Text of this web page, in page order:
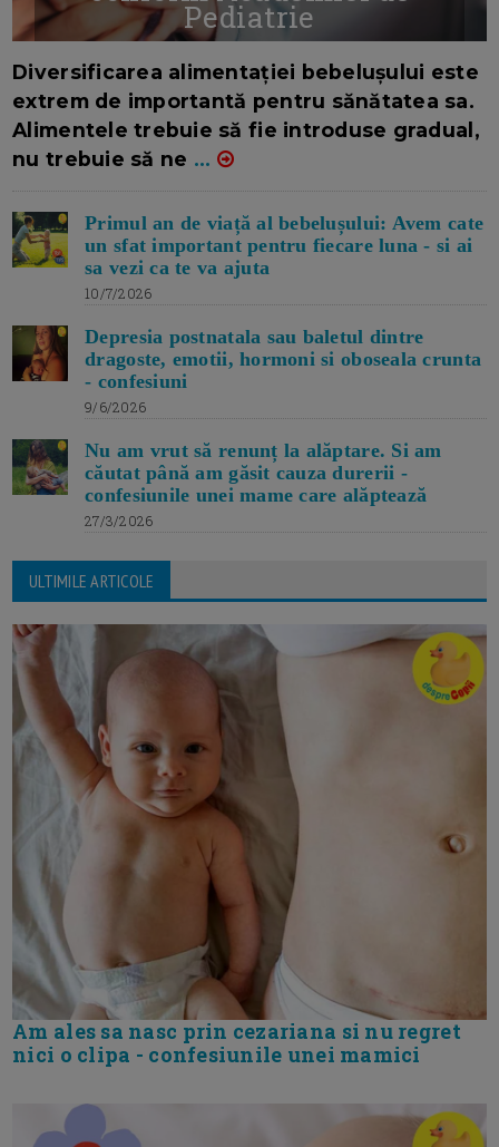
Pediatrie
Diversificarea alimentației bebelușului este
extrem de importantă pentru sănătatea sa.
Alimentele trebuie să fie introduse gradual,
nu trebuie să ne ...
Primul an de viață al bebelușului: Avem cate
un sfat important pentru fiecare luna - si ai
sa vezi ca te va ajuta
10/7/2026
Depresia postnatala sau baletul dintre
dragoste, emotii, hormoni si oboseala crunta
- confesiuni
9/6/2026
Nu am vrut să renunț la alăptare. Si am
căutat până am găsit cauza durerii -
confesiunile unei mame care alăptează
27/3/2026
ULTIMILE ARTICOLE
Am ales sa nasc prin cezariana si nu regret
nici o clipa - confesiunile unei mamici